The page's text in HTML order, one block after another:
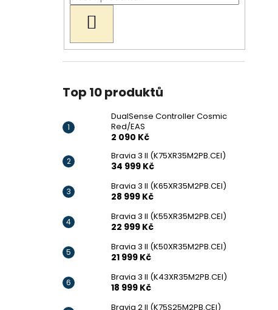
Top 10 produktů
DualSense Controller Cosmic
Red/EAS
2 090 Kč
Bravia 3 II (K75XR35M2PB.CEI)
34 999 Kč
Bravia 3 II (K65XR35M2PB.CEI)
28 999 Kč
Bravia 3 II (K55XR35M2PB.CEI)
22 999 Kč
Bravia 3 II (K50XR35M2PB.CEI)
21 999 Kč
Bravia 3 II (K43XR35M2PB.CEI)
18 999 Kč
Bravia 2 II (K75S25M2PB.CEI)